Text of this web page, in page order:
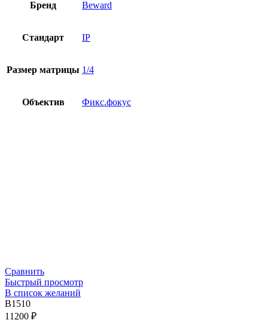
Бренд Beward
Стандарт IP
Размер матрицы 1/4
Объектив Фикс.фокус
Сравнить
Быстрый просмотр
В список желаний
B1510
11200 ₽